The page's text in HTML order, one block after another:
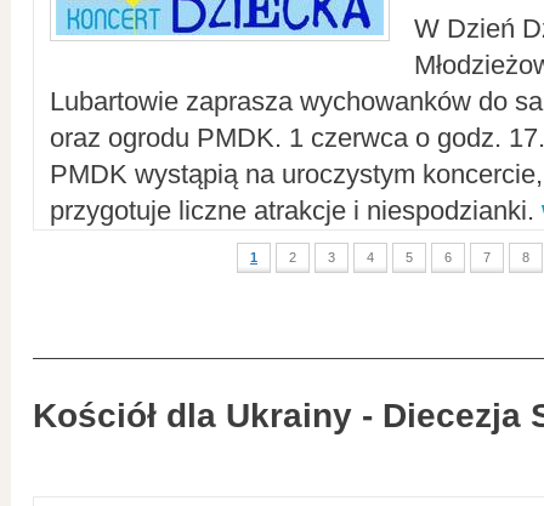
W Dzień
Lubartowie zaprasza wychowanków do
oraz ogrodu PMDK. 1 czerwca o godz.
PMDK wystąpią na uroczystym
przygotuje liczne atrakcje i niespodzianki.
1 2 3 4 5 6 7 8
Kościół dla Ukrainy - Diecezja